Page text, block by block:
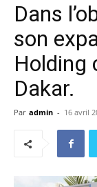
Dans
son
Holding
Dakar.
Par admin - 16 avril